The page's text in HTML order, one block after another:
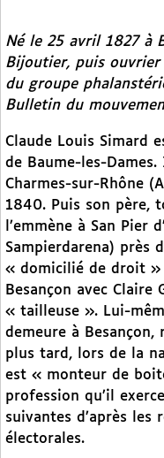
Né le 25 avril 1827 à
Bijoutier, puis ouvrier
du groupe
Bulletin du
Claude Louis Simard
de Baume-les-
Charmes-sur-Rhône
1840. Puis son père,
l’emmène à San Pier
Sampierdarena) près
« domicilié de droit »
Besançon avec
« tailleuse ». Lui-
demeure à Besançon,
plus tard, lors de la
est « monteur de
profession qu’il
suivantes d’après les
électorales.